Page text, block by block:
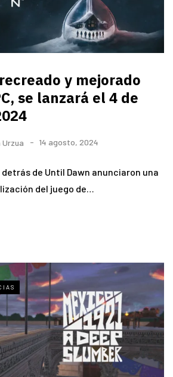
y mejorado
se lanzará el 4 de
14 agosto, 2024
de Until Dawn anunciaron una
del juego de…